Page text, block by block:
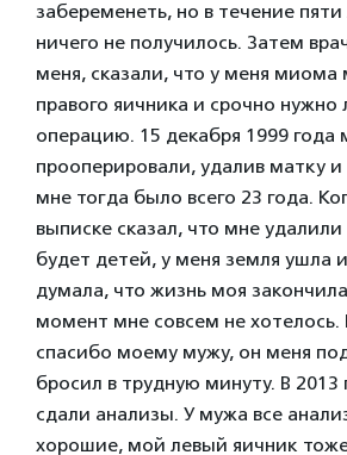
забеременеть, но в течение пяти
ничего не получилось. Затем
меня, сказали, что у меня миома
правого яичника и срочно нужно
операцию. 15 декабря 1999 года
прооперировали, удалив матку
мне тогда было всего 23 года.
выписке сказал, что мне
будет детей, у меня земля ушла
думала, что жизнь моя
момент мне совсем не
спасибо моему мужу, он меня
бросил в трудную минуту. В
сдали анализы. У мужа все
хорошие, мой левый яичник